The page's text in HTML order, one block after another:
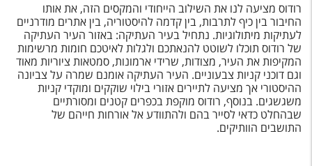
רודוס מציעה לנו את השילוב הייחודי והמקסים הזה, את אותו
החיבור בין כיף לתרבות, בין קדמה להיסטוריה, בין אתרים מודרניים
לעתיקות מיתולוגיות. נתחיל בעיר העתיקה: באזור העיר העתיקה
של רודוס תוכלו לשוטט להנאתכם ולגלות לאיטכם חומות מרשימות
המקיפות את העיר, מצודות, שרידי ארמונות, סמטאות ציוריות מאוד
וגם דוכני קניות צבעוניים. העיר העתיקה אומנם שמרה על צביונה
ההיסטורי אך מציעה לתיירים אזורי בילוי שוקקים ומוקדי קניות
משגשגים. בנוסף, רודוס מוקפת בכפרים קטנים ומסורתיים
שבהחלט כדאי לסייר בהם ולהתוודע אל אורחות חייהם של
התושבים הוותיקים.